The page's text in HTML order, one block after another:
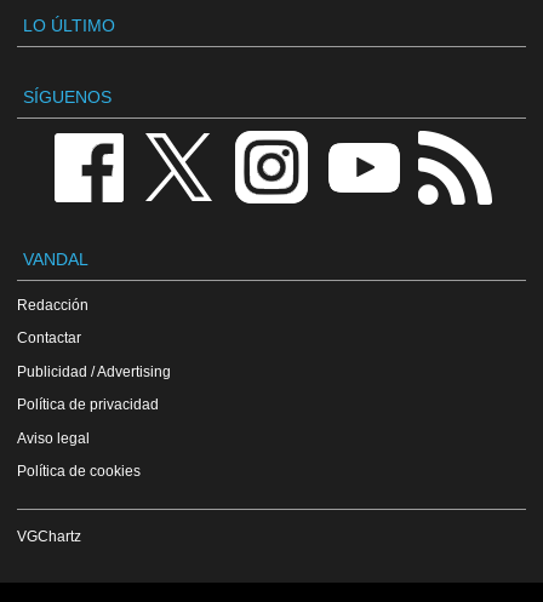
LO ÚLTIMO
SÍGUENOS
VANDAL
Redacción
Contactar
Publicidad / Advertising
Política de privacidad
Aviso legal
Política de cookies
VGChartz